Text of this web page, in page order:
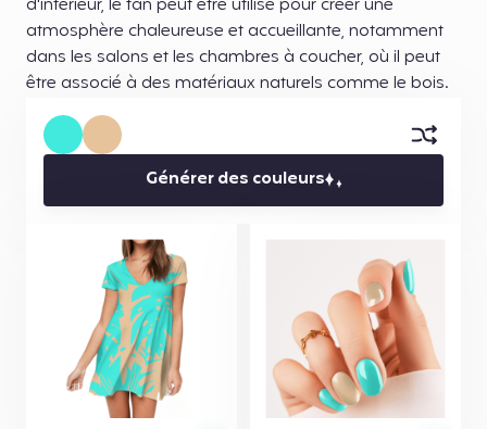
d'intérieur, le tan peut être utilisé pour créer une
atmosphère chaleureuse et accueillante, notamment
dans les salons et les chambres à coucher, où il peut
être associé à des matériaux naturels comme le bois.
Générer des couleurs